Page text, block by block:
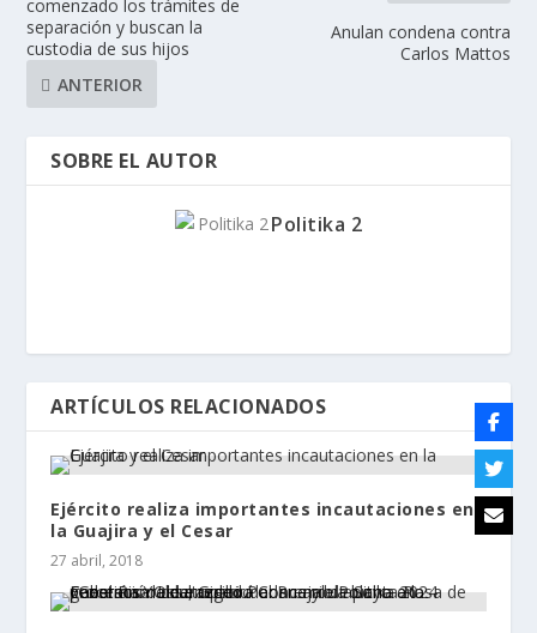
comenzado los trámites de
separación y buscan la
custodia de sus hijos
ANTERIOR
Anulan condena contra
Carlos Mattos
SOBRE EL AUTOR
Politika 2
ARTÍCULOS RELACIONADOS
Ejército realiza importantes incautaciones en
la Guajira y el Cesar
27 abril, 2018